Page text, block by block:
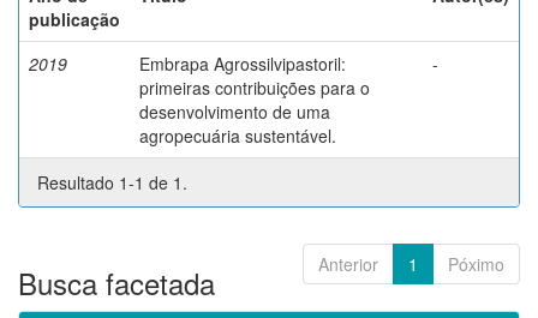
publicação
2019
Embrapa Agrossilvipastoril:
primeiras contribuições para o
desenvolvimento de uma
agropecuária sustentável.
-
Resultado 1-1 de 1.
Anterior 1 Póximo
Busca facetada